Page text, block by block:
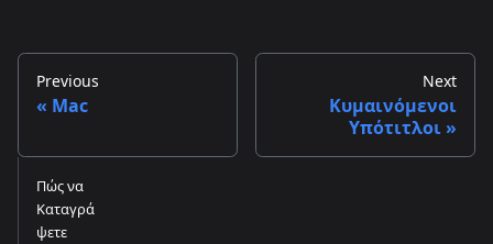
Previous
Mac
Next
Κυμαινόμενοι
Υπότιτλοι
Πώς να
Καταγρά
ψετε